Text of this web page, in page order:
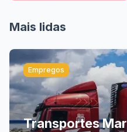
Mais lidas
Empregos
Transportes